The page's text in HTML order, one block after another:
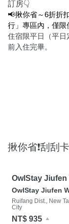
訂房👇
📢揪你省～6折折
行」專區內，僅限
住宿限平日（平日
前入住完畢。
揪你省❗️刮刮
OwlStay Jiufen
OwlStay Jiufen
Ruifang Dist., New
City
NT$ 935